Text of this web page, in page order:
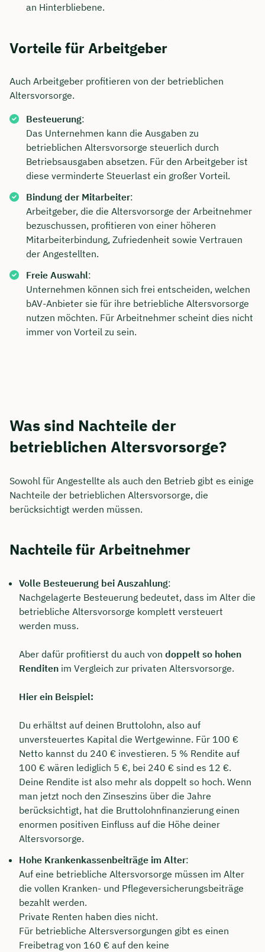
an Hinterbliebene.
Vorteile für Arbeitgeber
Auch Arbeitgeber profitieren von der betrieblichen
Altersvorsorge.
Besteuerung:
Das Unternehmen kann die Ausgaben zu
betrieblichen Altersvorsorge steuerlich durch
Betriebsausgaben absetzen. Für den Arbeitgeber ist
diese verminderte Steuerlast ein großer Vorteil.
Bindung der Mitarbeiter:
Arbeitgeber, die die Altersvorsorge der Arbeitnehmer
bezuschussen, profitieren von einer höheren
Mitarbeiterbindung, Zufriedenheit sowie Vertrauen
der Angestellten.
Freie Auswahl:
Unternehmen können sich frei entscheiden, welchen
bAV-Anbieter sie für ihre betriebliche Altersvorsorge
nutzen möchten. Für Arbeitnehmer scheint dies nicht
immer von Vorteil zu sein.
Was sind Nachteile der
betrieblichen Altersvorsorge?
Sowohl für Angestellte als auch den Betrieb gibt es einige
Nachteile der betrieblichen Altersvorsorge, die
berücksichtigt werden müssen.
Nachteile für Arbeitnehmer
Volle Besteuerung bei Auszahlung:
Nachgelagerte Besteuerung bedeutet, dass im Alter die
betriebliche Altersvorsorge komplett versteuert
werden muss.
Aber dafür profitierst du auch von doppelt so hohen
Renditen im Vergleich zur privaten Altersvorsorge.
Hier ein Beispiel:
Du erhältst auf deinen Bruttolohn, also auf
unversteuertes Kapital die Wertgewinne. Für 100 €
Netto kannst du 240 € investieren. 5 % Rendite auf
100 € wären lediglich 5 €, bei 240 € sind es 12 €.
Deine Rendite ist also mehr als doppelt so hoch. Wenn
man jetzt noch den Zinseszins über die Jahre
berücksichtigt, hat die Bruttolohnfinanzierung einen
enormen positiven Einfluss auf die Höhe deiner
Altersvorsorge.
Hohe Krankenkassenbeiträge im Alter:
Auf eine betriebliche Altersvorsorge müssen im Alter
die vollen Kranken- und Pflegeversicherungsbeiträge
bezahlt werden.
Private Renten haben dies nicht.
Für betriebliche Altersversorgungen gibt es einen
Freibetrag von 160 € auf den keine